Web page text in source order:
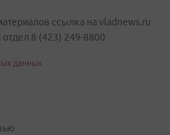
ссылка на vladnews.ru
8 (423) 249-8800
данных